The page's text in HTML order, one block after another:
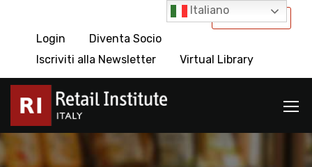
International
Login
Diventa Socio
Iscriviti alla Newsletter
Virtual Library
Italiano